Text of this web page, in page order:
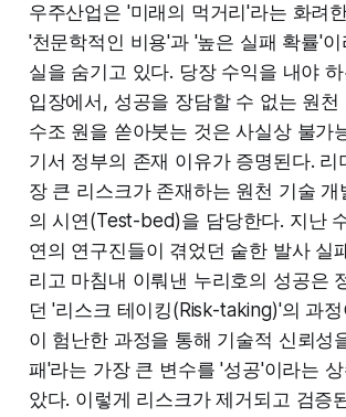
우주산업은 '미래의 먹거리'라는 화려
'천문학적인 비용'과 '높은 실패 확률'
실을 숨기고 있다. 당장 수익을 내야
입장에서, 성공을 장담할 수 없는 원천
수조 원을 쏟아붓는 것은 사실상 불가
기서 정부의 존재 이유가 증명된다. 리
장 큰 리스크가 존재하는 원천 기술 개
의 시연(Test-bed)을 담당한다. 지난
연의 연구진들이 겪었던 숱한 발사 실
리고 마침내 이뤄낸 누리호의 성공은
던 '리스크 테이킹(Risk-taking)'의 과
이 험난한 과정을 통해 기술적 신뢰성
패'라는 가장 큰 변수를 '성공'이라는
았다. 이렇게 리스크가 제거되고 검증